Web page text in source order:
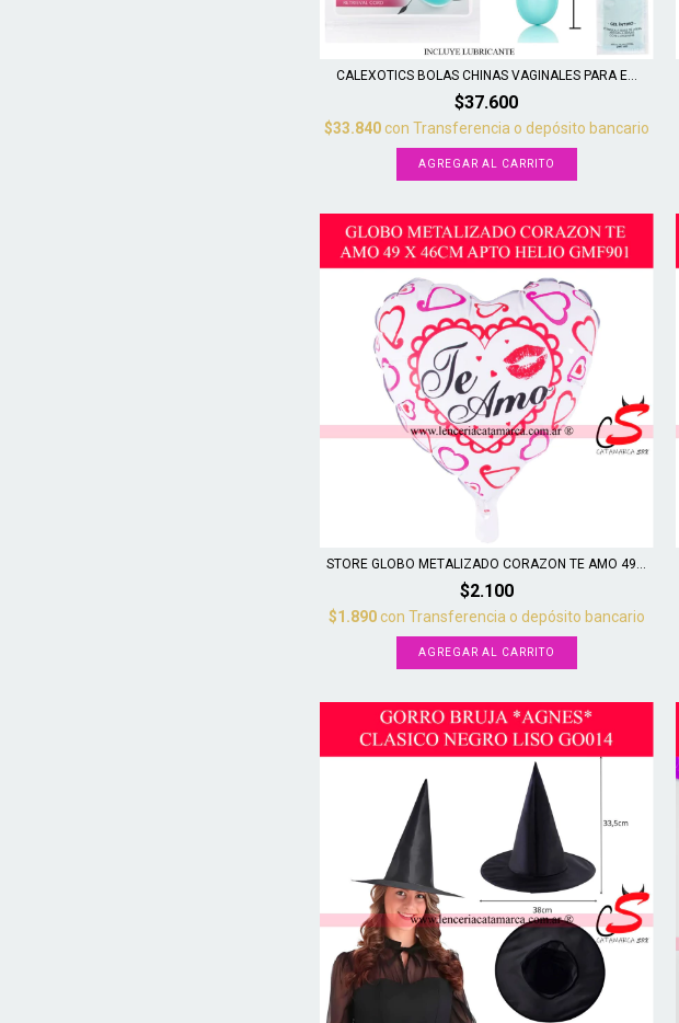
CALEXOTICS BOLAS CHINAS VAGINALES PARA E...
$37.600
$33.840con Transferencia o depósito bancario
STORE GLOBO METALIZADO CORAZON TE AMO 49...
$2.100
$1.890con Transferencia o depósito bancario